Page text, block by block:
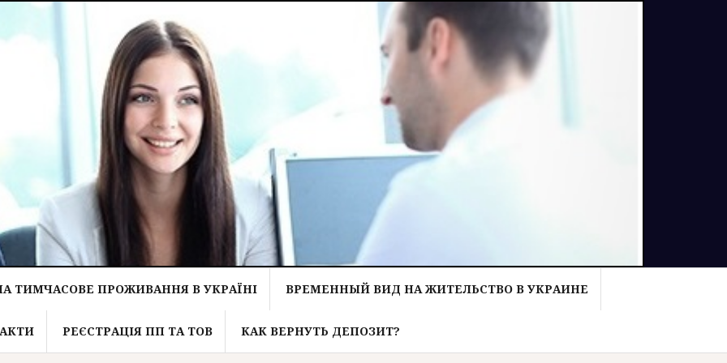
ТИМЧАСОВЕ ПРОЖИВАННЯ В УКРАЇНІ ВРЕМЕННЫЙ ВИД НА ЖИТЕЛЬСТВО В УКРАИНЕ
РЕЄСТРАЦІЯ ПП ТА ТОВ КАК ВЕРНУТЬ ДЕПОЗИТ?